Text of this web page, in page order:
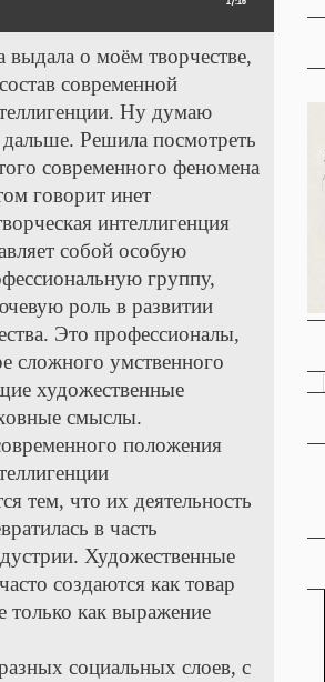
о моëм творчестве,
современной
Ну думаю
Решила посмотреть
современного феномена
говорит инет
интеллигенция
собой особую
группу,
роль в развитии
Это профессионалы,
сложного умственного
художественные
смыслы.
положения
тем, что их деятельность
в часть
Художественные
создаются как товар
только как выражение
социальных слоев, с